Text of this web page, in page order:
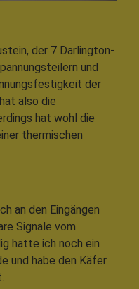
der 7 Darlington-
und
der
also die
hat wohl die
thermischen
an den Eingängen
Signale vom
hatte ich noch ein
und habe den Käfer